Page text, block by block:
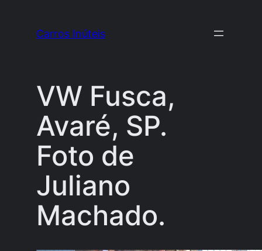
Carros Inúteis
VW Fusca,
Avaré, SP.
Foto de
Juliano
Machado.